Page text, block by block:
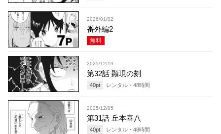
2026/01/02
番外編2
無料
2025/12/19
第32話 顕現の刻
40pt レンタル・ 48時間
2025/12/05
第31話 丘本喜八
40pt レンタル・ 48時間